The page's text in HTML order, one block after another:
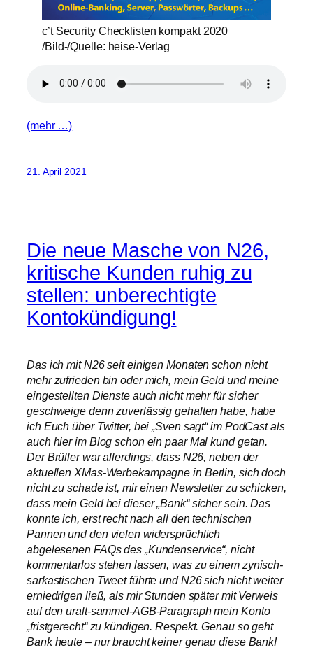
c’t Security Checklisten kompakt 2020
/Bild-/Quelle: heise-Verlag
(mehr …)
21. April 2021
Die neue Masche von N26,
kritische Kunden ruhig zu
stellen: unberechtigte
Kontokündigung!
Das ich mit N26 seit einigen Monaten schon nicht
mehr zufrieden bin oder mich, mein Geld und meine
eingestellten Dienste auch nicht mehr für sicher
geschweige denn zuverlässig gehalten habe, habe
ich Euch über Twitter, bei „Sven sagt“ im PodCast als
auch hier im Blog schon ein paar Mal kund getan.
Der Brüller war allerdings, dass N26, neben der
aktuellen XMas-Werbekampagne in Berlin, sich doch
nicht zu schade ist, mir einen Newsletter zu schicken,
dass mein Geld bei dieser „Bank“ sicher sein. Das
konnte ich, erst recht nach all den technischen
Pannen und den vielen widersprüchlich
abgelesenen FAQs des „Kundenservice“, nicht
kommentarlos stehen lassen, was zu einem zynisch-
sarkastischen Tweet führte und N26 sich nicht weiter
erniedrigen ließ, als mir Stunden später mit Verweis
auf den uralt-sammel-AGB-Paragraph mein Konto
„fristgerecht“ zu kündigen. Respekt. Genau so geht
Bank heute – nur braucht keiner genau diese Bank!